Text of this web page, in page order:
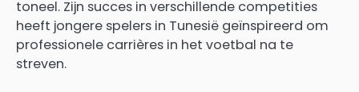
toneel. Zijn succes in verschillende competities
heeft jongere spelers in Tunesië geïnspireerd om
professionele carrières in het voetbal na te
streven.